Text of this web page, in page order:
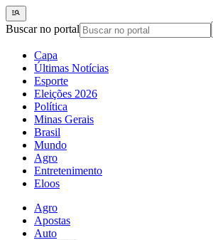
Buscar no portal
Capa
Últimas Notícias
Esporte
Eleições 2026
Política
Minas Gerais
Brasil
Mundo
Agro
Entretenimento
Eloos
Agro
Apostas
Auto